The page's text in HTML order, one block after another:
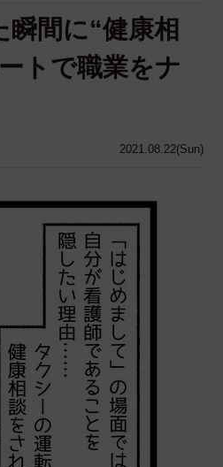
2021.08.22(Sun)
間に“健康相
トで職業をナ